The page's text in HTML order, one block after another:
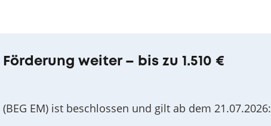
weiter – bis zu 1.510 €
EM) ist beschlossen und gilt ab dem 21.07.2026: